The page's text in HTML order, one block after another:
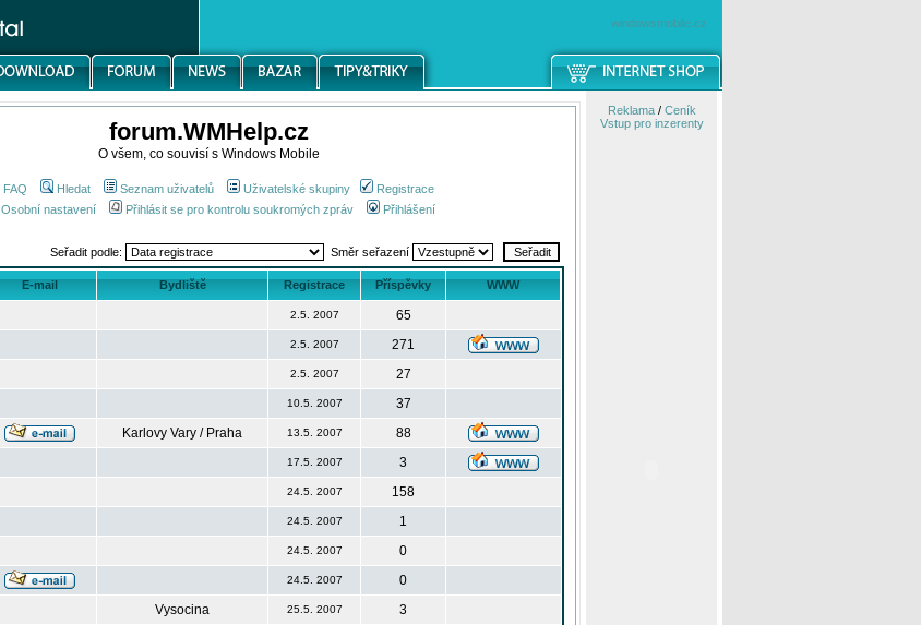
windowsmobile.cz
forum.WMHelp.cz
O všem, co souvisí s Windows Mobile
FAQ Hledat Seznam uživatelů Uživatelské skupiny
Registrace
Osobní nastavení
Přihlásit se pro kontrolu soukromých zpráv Přihlášení
Seřadit podle: Směr seřazení
E-mail Bydliště Registrace Příspěvky WWW
2.5. 2007
65
2.5. 2007
271
2.5. 2007
27
10.5. 2007
37
Karlovy Vary / Praha 13.5. 2007
88
17.5. 2007
3
24.5. 2007
158
24.5. 2007
1
24.5. 2007
0
24.5. 2007
0
Vysocina 25.5. 2007
3
Reklama/ Ceník
Vstup pro inzerenty